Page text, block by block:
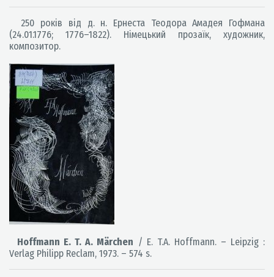
250 років від д. н. Ернеста Теодора Амадея Гофмана
(24.01.1776; 1776–1822). Німецький прозаїк, художник,
композитор.
Hoffmann E. T. A. Märchen / E. T.A. Hoffmann. – Leipzig :
Verlag Philipp Reclam, 1973. – 574 s.